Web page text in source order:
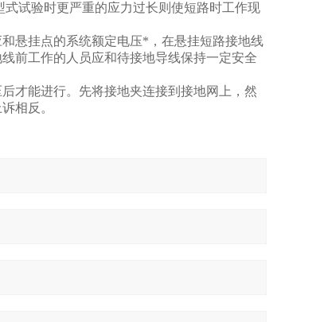
试验时更严重的应力过长则使短路时工作现
悬挂点的系统额定电压*，在悬挂短路接地线
前工作的人员应和待接地导线保持一定安全
才能进行。先将接地夹连接到接地网上，然
相反。